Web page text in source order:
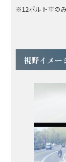
※12ボルト車の
視野イメー